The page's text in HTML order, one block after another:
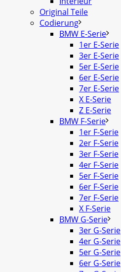
Original Teile
Codierung
BMW E-Serie
1er E-Serie
3er E-Serie
5er E-Serie
6er E-Serie
7er E-Serie
X E-Serie
Z E-Serie
BMW F-Serie
1er F-Serie
2er F-Serie
3er F-Serie
4er F-Serie
5er F-Serie
6er F-Serie
7er F-Serie
X F-Serie
BMW G-Serie
3er G-Serie
4er G-Serie
5er G-Serie
6er G-Serie